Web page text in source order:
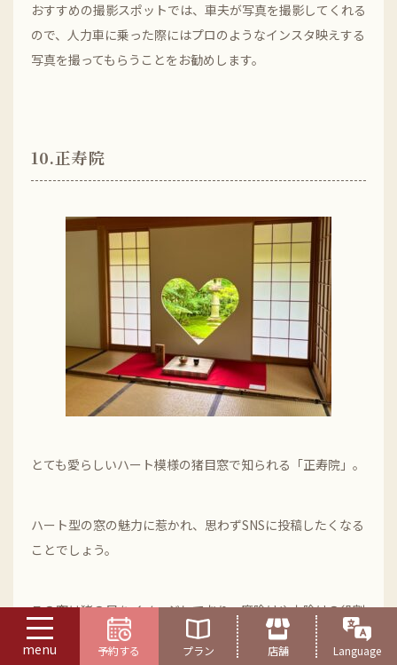
menu 予約する プラン 店舗 Language
おすすめの撮影スポットでは、車夫が写真を撮影してくれる
ので、人力車に乗った際にはプロのようなインスタ映えする
写真を撮ってもらうことをお勧めします。
10.正寿院
とても愛らしいハート模様の猪目窓で知られる「正寿院」。
ハート型の窓の魅力に惹かれ、思わずSNSに投稿したくなる
ことでしょう。
この窓は猪の目をイメージしており、魔除けや火除けの役割
を果たし、福を招くために境内の至る所に飾られています。